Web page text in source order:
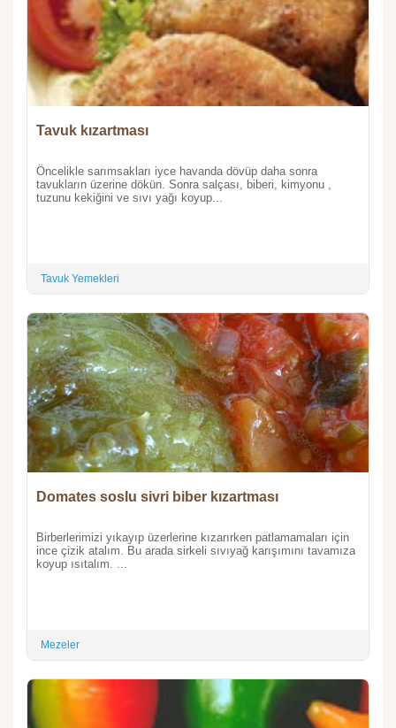
Tavuk kızartması
Öncelikle sarımsakları iyce havanda dövüp daha sonra
tavukların üzerine dökün. Sonra salçası, biberi, kimyonu ,
tuzunu kekiğini ve sıvı yağı koyup...
Tavuk Yemekleri
Domates soslu sivri biber kızartması
Birberlerimizi yıkayıp üzerlerine kızarırken patlamamaları için
ince çizik atalım. Bu arada sirkeli sıvıyağ karışımını tavamıza
koyup ısıtalım. ...
Mezeler